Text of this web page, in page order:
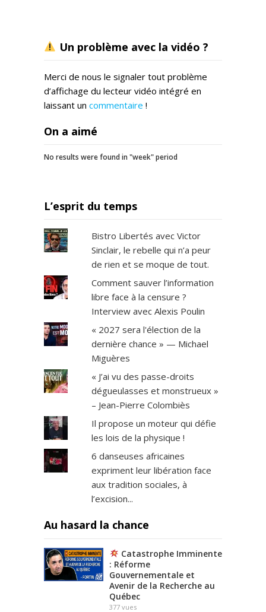
Un problème avec la vidéo ?
Merci de nous le signaler tout problème
d’affichage du lecteur vidéo intégré en
laissant un commentaire !
On a aimé
No results were found in "week" period
L’esprit du temps
Bistro Libertés avec Victor
Sinclair, le rebelle qui n’a peur
de rien et se moque de tout.
Comment sauver l’information
libre face à la censure ?
Interview avec Alexis Poulin
« 2027 sera l'élection de la
dernière chance » — Michael
Miguères
« J’ai vu des passe-droits
dégueulasses et monstrueux »
– Jean-Pierre Colombiès
Il propose un moteur qui défie
les lois de la physique !
6 danseuses africaines
expriment leur libération face
aux tradition sociales, à
l’excision...
Au hasard la chance
Catastrophe Imminente
: Réforme
Gouvernementale et
Avenir de la Recherche au
Québec
377 vues